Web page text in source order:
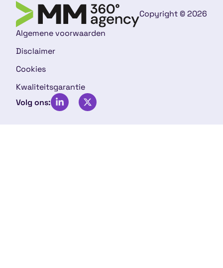
Copyright © 2026
Algemene voorwaarden
Disclaimer
Cookies
Kwaliteitsgarantie
Volg ons: